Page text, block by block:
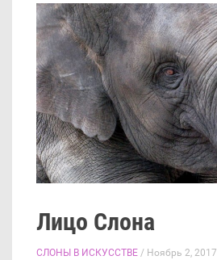
Лицо Слона
СЛОНЫ В ИСКУССТВЕ / Ноябрь 2, 2017